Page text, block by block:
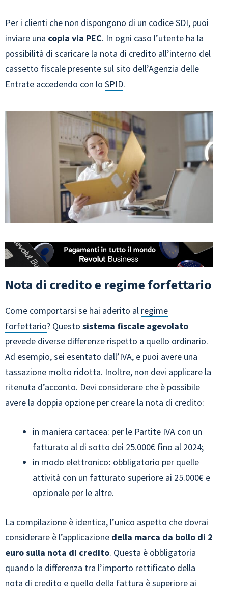
Per i clienti che non dispongono di un codice SDI, puoi
inviare una copia via PEC. In ogni caso l’utente ha la
possibilità di scaricare la nota di credito all’interno del
cassetto fiscale presente sul sito dell’Agenzia delle
Entrate accedendo con lo SPID.
Nota di credito e regime forfettario
Come comportarsi se hai aderito al regime
forfettario? Questo sistema fiscale agevolato
prevede diverse differenze rispetto a quello ordinario.
Ad esempio, sei esentato dall’IVA, e puoi avere una
tassazione molto ridotta. Inoltre, non devi applicare la
ritenuta d’acconto. Devi considerare che è possibile
avere la doppia opzione per creare la nota di credito:
in maniera cartacea: per le Partite IVA con un
fatturato al di sotto dei 25.000€ fino al 2024;
in modo elettronico: obbligatorio per quelle
attività con un fatturato superiore ai 25.000€ e
opzionale per le altre.
La compilazione è identica, l’unico aspetto che dovrai
considerare è l’applicazione della marca da bollo di 2
euro sulla nota di credito. Questa è obbligatoria
quando la differenza tra l’importo rettificato della
nota di credito e quello della fattura è superiore ai